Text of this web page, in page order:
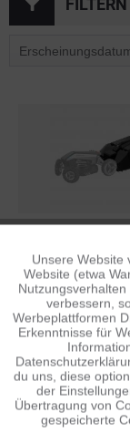
FILTERN
SWEEPER KIT
UVP: 799,00 € 1
Funktionale
Tracking
Personalisierung
Service
Unsere Website
Website (etwa
verbessern,
Werbeplattformen
Erkenntnisse für
du uns, diese
der
Übertragung von
gespeicherte